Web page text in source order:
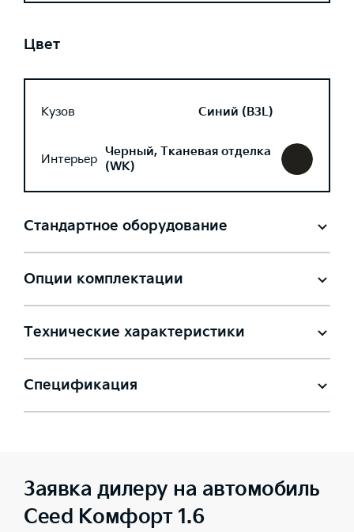
Цвет
Кузов Синий (B3L)
Интерьер Черный, Тканевая отделка
(WK)
Стандартное оборудование
Опции комплектации
Технические характеристики
Спецификация
Заявка дилеру на автомобиль
Ceed Комфорт 1.6